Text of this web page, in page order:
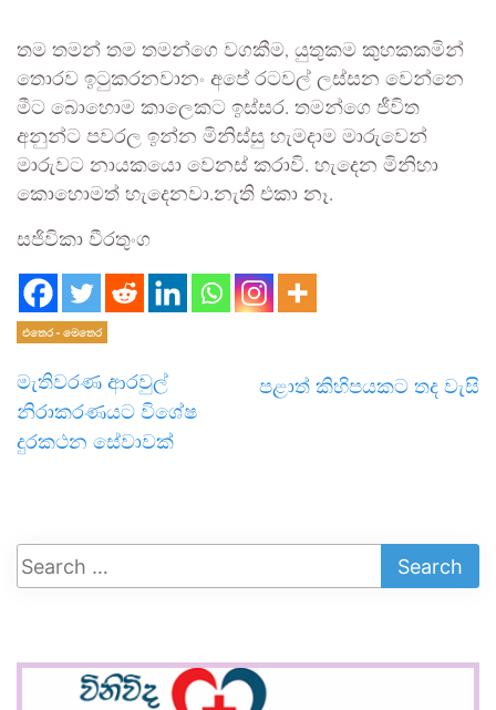
තම තමන් තම තමන්ගෙ වගකීම, යුතුකම කුහකකමින්
තොරව ඉටුකරනවානං අපේ රටවල් ලස්සන වෙන්නෙ
මීට බොහොම කාලෙකට ඉස්සර. තමන්ගෙ ජීවිත
අනුන්ට පවරල ඉන්න මිනිස්සු හැමදාම මාරුවෙන්
මාරුවට නායකයො වෙනස් කරාවි. හැදෙන මිනිහා
කොහොමත් හැදෙනවා.නැති එකා නෑ.
සජිවිකා වීරතුංග
එතෙර - මෙතෙර
මැතිවරණ ආරවුල්
නිරාකරණයට විශේෂ
දුරකථන සේවාවක්
පළාත් කිහිපයකට තද වැසි